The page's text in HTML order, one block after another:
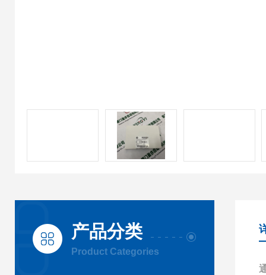
产品分类
Product Categories